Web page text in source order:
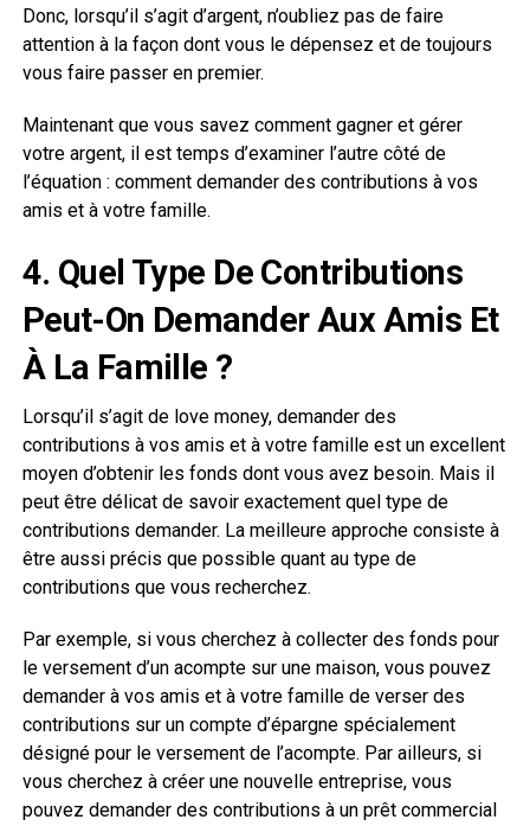
Donc, lorsqu’il s’agit d’argent, n’oubliez pas de faire
attention à la façon dont vous le dépensez et de toujours
vous faire passer en premier.
Maintenant que vous savez comment gagner et gérer
votre argent, il est temps d’examiner l’autre côté de
l’équation : comment demander des contributions à vos
amis et à votre famille.
4. Quel Type De Contributions
Peut-On Demander Aux Amis Et
À La Famille ?
Lorsqu’il s’agit de love money, demander des
contributions à vos amis et à votre famille est un excellent
moyen d’obtenir les fonds dont vous avez besoin. Mais il
peut être délicat de savoir exactement quel type de
contributions demander. La meilleure approche consiste à
être aussi précis que possible quant au type de
contributions que vous recherchez.
Par exemple, si vous cherchez à collecter des fonds pour
le versement d’un acompte sur une maison, vous pouvez
demander à vos amis et à votre famille de verser des
contributions sur un compte d’épargne spécialement
désigné pour le versement de l’acompte. Par ailleurs, si
vous cherchez à créer une nouvelle entreprise, vous
pouvez demander des contributions à un prêt commercial